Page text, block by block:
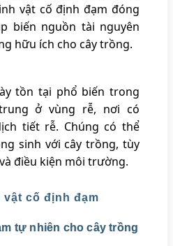
vật cố định đạm đóng
biến nguồn tài nguyên
hữu ích cho cây trồng.
tồn tại phổ biến trong
ở vùng rễ, nơi có
tiết rễ. Chúng có thể
sinh với cây trồng, tùy
điều kiện môi trường.
cố định đạm
tự nhiên cho cây trồng